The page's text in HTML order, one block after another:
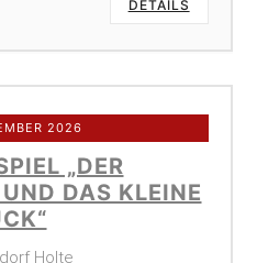
DETAILS
2026
„DER
DAS KLEINE
Holte